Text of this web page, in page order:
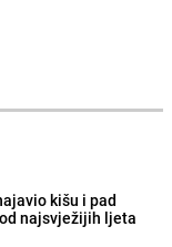
kišu i pad
najsvježijih ljeta